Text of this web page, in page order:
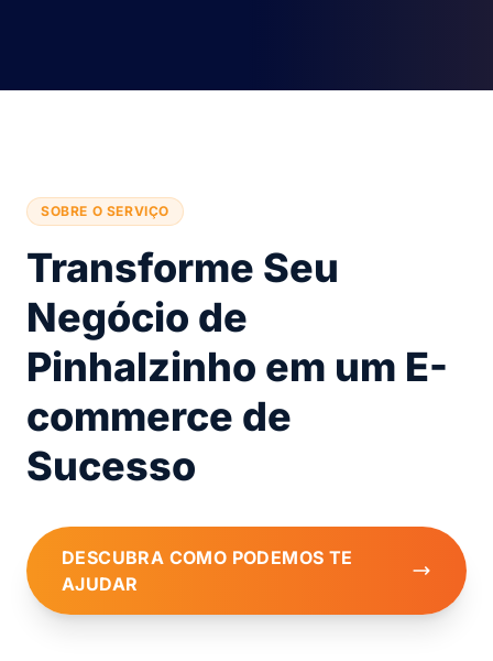
SOBRE O SERVIÇO
Transforme Seu
Negócio de
Pinhalzinho em um E-
commerce de
Sucesso
DESCUBRA COMO PODEMOS TE
AJUDAR